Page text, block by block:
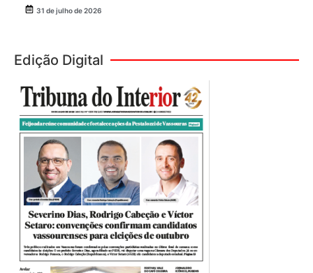
31 de julho de 2026
Edição Digital